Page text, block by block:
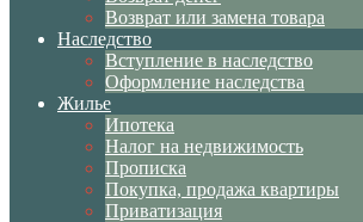
Возврат или замена товара
Наследство
Вступление в наследство
Оформление наследства
Жилье
Ипотека
Налог на недвижимость
Прописка
Покупка, продажа квартиры
Приватизация